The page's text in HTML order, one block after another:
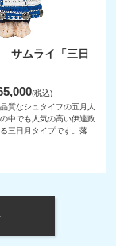
サムライ「三日
(税込)
質なシュタイフの五月人
中でも人気の高い伊達政
三日月タイプです。落ち
ブルーの色調が美しく、
幸せを祈ります。